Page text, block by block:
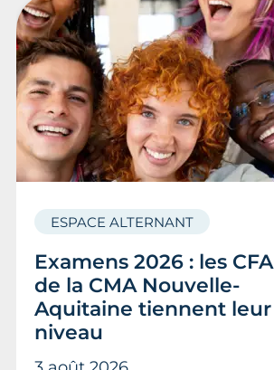
Examens 2026 : les CFA
de la CMA Nouvelle-
Aquitaine tiennent leur
niveau
ESPACE ALTERNANT